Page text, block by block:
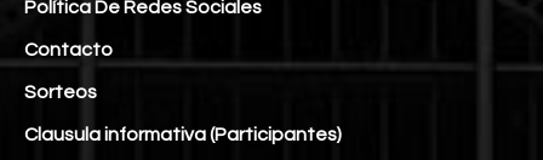
Política De Redes Sociales
Contacto
Sorteos
Clausula informativa (Participantes)